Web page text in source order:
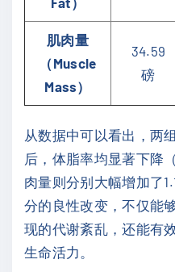
肌肉量
（Muscle
Mass）
34.59
磅
从数据中可以看出，两
后，体脂率均显著下降
肉量则分别大幅增加了
分的良性改变，不仅能
现的代谢紊乱，还能有
生命活力。